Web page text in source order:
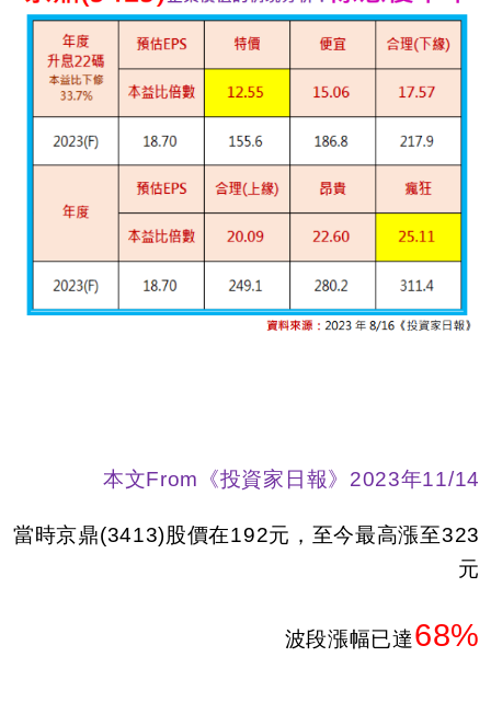
本文From《投資家日報》2023年11/14
當時京鼎(3413)股價在192元，至今最高漲至323
元
波段漲幅已達68%